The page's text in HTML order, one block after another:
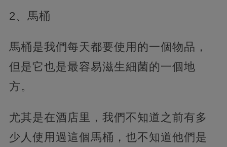
2、馬桶
馬桶是我們每天都要使用的一個物品，
但是它也是最容易滋生細菌的一個地
方。
尤其是在酒店里，我們不知道之前有多
少人使用過這個馬桶，也不知道他們是